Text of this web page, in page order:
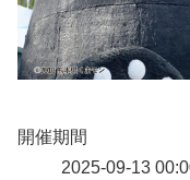
開催期間
2025-09-13